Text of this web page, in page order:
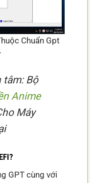
Chuẩn Gpt
tâm: Bộ
Anime
Máy
GPT cùng với